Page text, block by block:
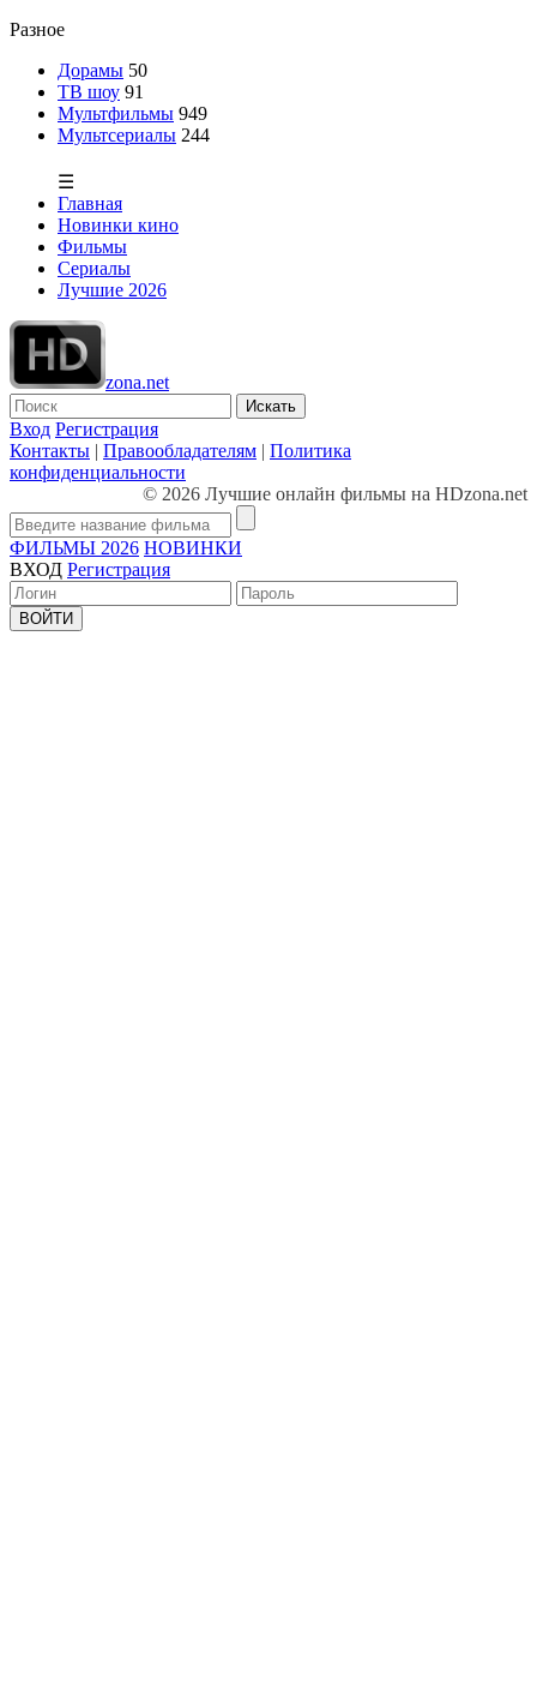
Разное
Дорамы 50
ТВ шоу 91
Мультфильмы 949
Мультсериалы 244
☰
Главная
Новинки кино
Фильмы
Сериалы
Лучшие 2026
zona.net
Искать
Вход Регистрация
Контакты | Правообладателям | Политика
конфиденциальности
© 2026 Лучшие онлайн фильмы на HDzona.net
ФИЛЬМЫ 2026 НОВИНКИ
ВХОД Регистрация